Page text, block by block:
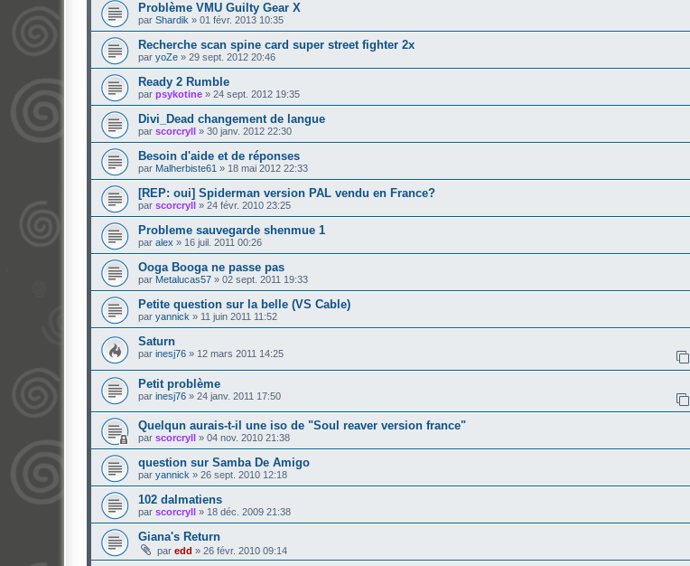
Problème VMU Guilty Gear X
par Shardik » 01 févr. 2013 10:35
Recherche scan spine card super street fighter 2x
par yoZe » 29 sept. 2012 20:46
Ready 2 Rumble
par psykotine » 24 sept. 2012 19:35
Divi_Dead changement de langue
par scorcryll » 30 janv. 2012 22:30
Besoin d'aide et de réponses
par Malherbiste61 » 18 mai 2012 22:33
[REP: oui] Spiderman version PAL vendu en France?
par scorcryll » 24 févr. 2010 23:25
Probleme sauvegarde shenmue 1
par alex » 16 juil. 2011 00:26
Ooga Booga ne passe pas
par Metalucas57 » 02 sept. 2011 19:33
Petite question sur la belle (VS Cable)
par yannick » 11 juin 2011 11:52
Saturn
par inesj76 » 12 mars 2011 14:25
Petit problème
par inesj76 » 24 janv. 2011 17:50
Quelqun aurais-t-il une iso de "Soul reaver version france"
par scorcryll » 04 nov. 2010 21:38
question sur Samba De Amigo
par yannick » 26 sept. 2010 12:18
102 dalmatiens
par scorcryll » 18 déc. 2009 21:38
Giana's Return
par edd » 26 févr. 2010 09:14